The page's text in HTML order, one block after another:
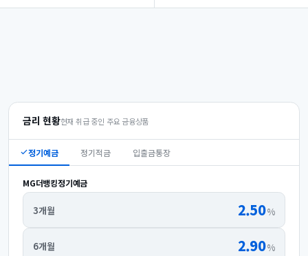
금리 현황현재 취급 중인 주요 금융상품
정기예금 정기적금 입출금통장
MG더뱅킹정기예금
3개월 2.50%
6개월 2.90%